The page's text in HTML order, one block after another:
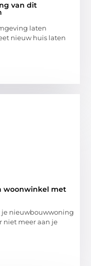
van dit
laten
nieuw huis laten
woonwinkel met
je nieuwbouwwoning
niet meer aan je